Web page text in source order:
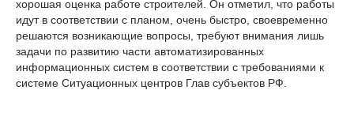
хорошая оценка работе строителей. Он отметил, что работы
идут в соответствии с планом, очень быстро, своевременно
решаются возникающие вопросы, требуют внимания лишь
задачи по развитию части автоматизированных
информационных систем в соответствии с требованиями к
системе Ситуационных центров Глав субъектов РФ.